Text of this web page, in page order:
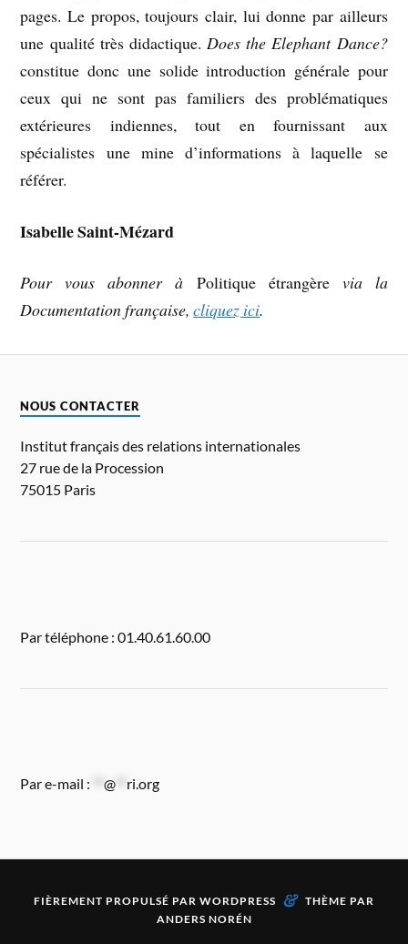
pages. Le propos, toujours clair, lui donne par ailleurs
une qualité très didactique. Does the Elephant Dance?
constitue donc une solide introduction générale pour
ceux qui ne sont pas familiers des problématiques
extérieures indiennes, tout en fournissant aux
spécialistes une mine d’informations à laquelle se
référer.
Isabelle Saint-Mézard
Pour vous abonner à Politique étrangèrevia la
Documentation française,cliquez ici.
NOUS CONTACTER
Institut français des relations internationales
27 rue de la Procession
75015 Paris
Par téléphone : 01.40.61.60.00
Par e-mail : **@ ri.org
FIÈREMENT PROPULSÉ PAR WORDPRESS & THÈME PAR
ANDERS NORÉN